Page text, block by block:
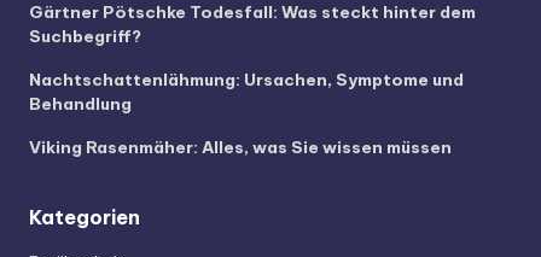
Gärtner Pötschke Todesfall: Was steckt hinter dem
Suchbegriff?
Nachtschattenlähmung: Ursachen, Symptome und
Behandlung
Viking Rasenmäher: Alles, was Sie wissen müssen
Kategorien